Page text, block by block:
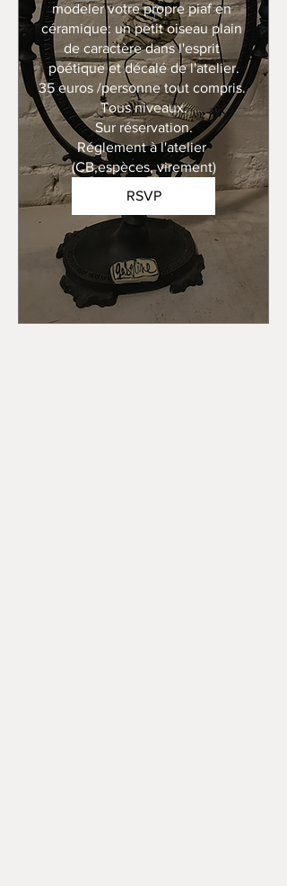
modeler votre propre piaf en
céramique: un petit oiseau plain
de caractère dans l'esprit
poétique et décalé de l'atelier.
35 euros /personne tout compris.
Tous niveaux.
Sur réservation.
Réglement à l'atelier
(CB,espèces, virement)
RSVP